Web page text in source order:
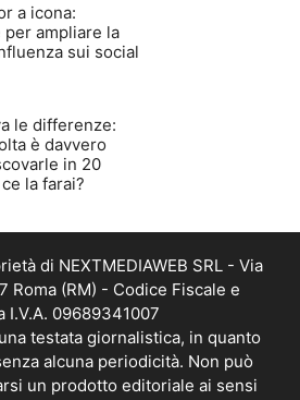
a icona:
per ampliare la
sui social
le differenze:
è davvero
in 20
la farai?
di NEXTMEDIAWEB SRL - Via
Roma (RM) - Codice Fiscale e
I.V.A. 09689341007
testata giornalistica, in quanto
alcuna periodicità. Non può
un prodotto editoriale ai sensi